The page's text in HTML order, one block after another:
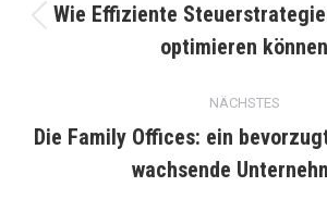
Vorheriger
Beitrag:
Wie Effiziente
optimieren können
NÄCHSTES
Beitrag:
Die Family Offices: ein
wachsende